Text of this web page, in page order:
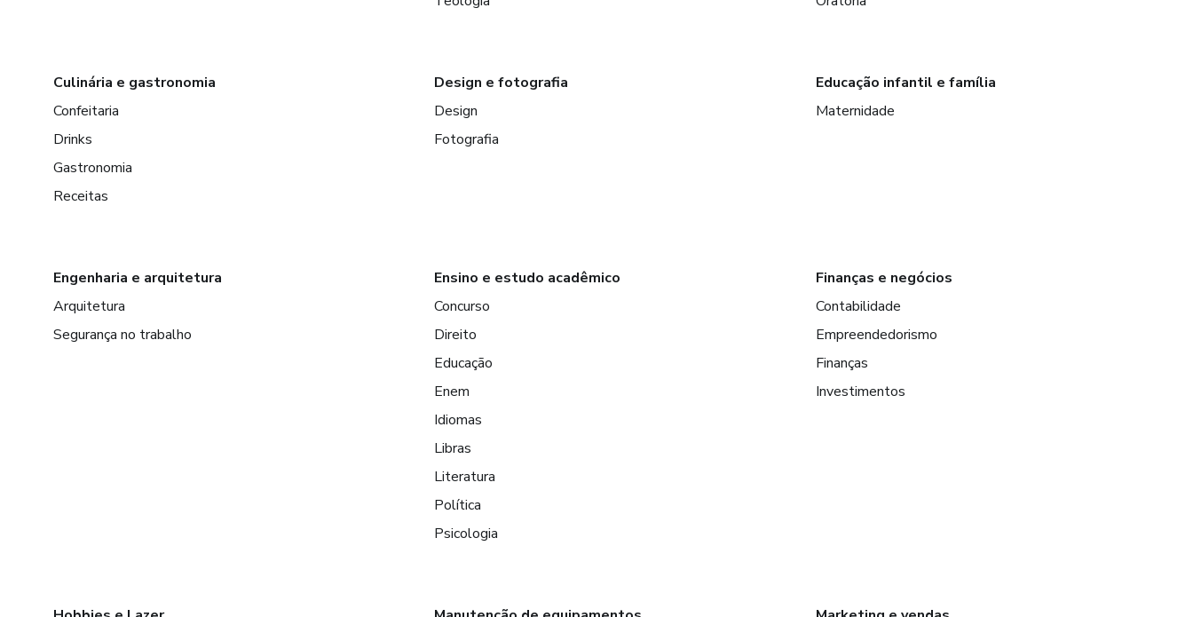
Culinária e gastronomia
Confeitaria
Drinks
Gastronomia
Receitas
Design e fotografia
Design
Fotografia
Educação infantil e família
Maternidade
Engenharia e arquitetura
Arquitetura
Segurança no trabalho
Ensino e estudo acadêmico
Concurso
Direito
Educação
Enem
Idiomas
Libras
Literatura
Política
Psicologia
Finanças e negócios
Contabilidade
Empreendedorismo
Finanças
Investimentos